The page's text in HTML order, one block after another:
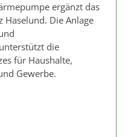
ergänzt das
Haselund. Die Anlage
die
für Haushalte,
Gewerbe.